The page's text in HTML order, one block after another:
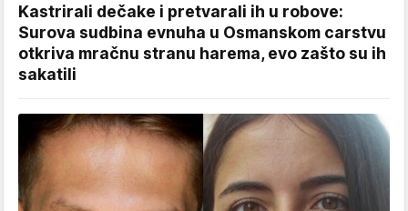
Kastrirali dečake i pretvarali ih u robove:
Surova sudbina evnuha u Osmanskom carstvu
otkriva mračnu stranu harema, evo zašto su ih
sakatili